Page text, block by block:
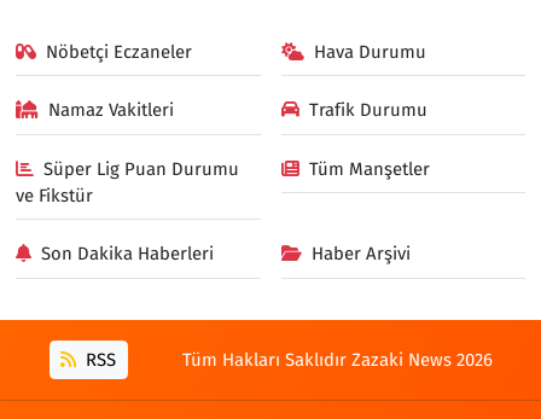
Nöbetçi Eczaneler Hava Durumu
Namaz Vakitleri Trafik Durumu
Süper Lig Puan Durumu
ve Fikstür
Tüm Manşetler
Son Dakika Haberleri Haber Arşivi
RSS Tüm Hakları Saklıdır Zazaki News 2026